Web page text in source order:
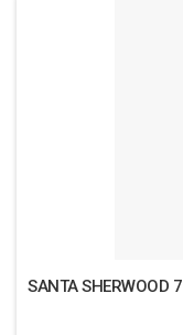
SANTA SHERWOOD 7